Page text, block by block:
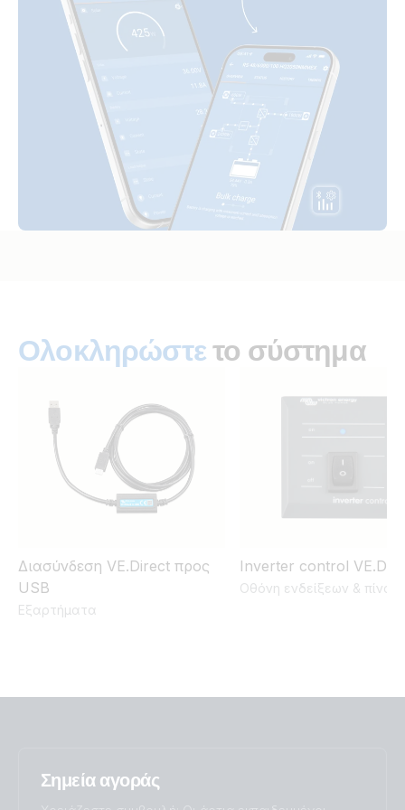
Inverter 12V 250VA 120V VE.Direct NEMA 5-15R (right)
Inverter 12V 375VA 120V VE.Direct (side)
Inverter 12V 375VA 120V VE.Direct (side)
Inverter 12V 375VA 120V VE.Direct NEMA 5-15R (conn)
Inverter 12V 375VA 120V VE.Direct NEMA 5-15R (front)
Inverter 12V 375VA 120V VE.Direct NEMA 5-15R (top)
Inverter 12V 375VA VE.Direct (front)
Inverter 12V 375VA VE.Direct Schuko (top)
Inverter 12V 500VA 120V VE.Direct (conn)
Certificate Safety UL 458 - Inverter VE.Direct 250VA -
Declaration of Conformity - Inverter VE.Direct 250VA -
1200VA & Sun Inverters
ISO9001 certificate
Ολοκληρώστετο σύστημα
Διασύνδεση VE.Direct προς
USB
Εξαρτήματα
Inverter control
Οθόνη ενδείξεων &
Σημεία αγοράς